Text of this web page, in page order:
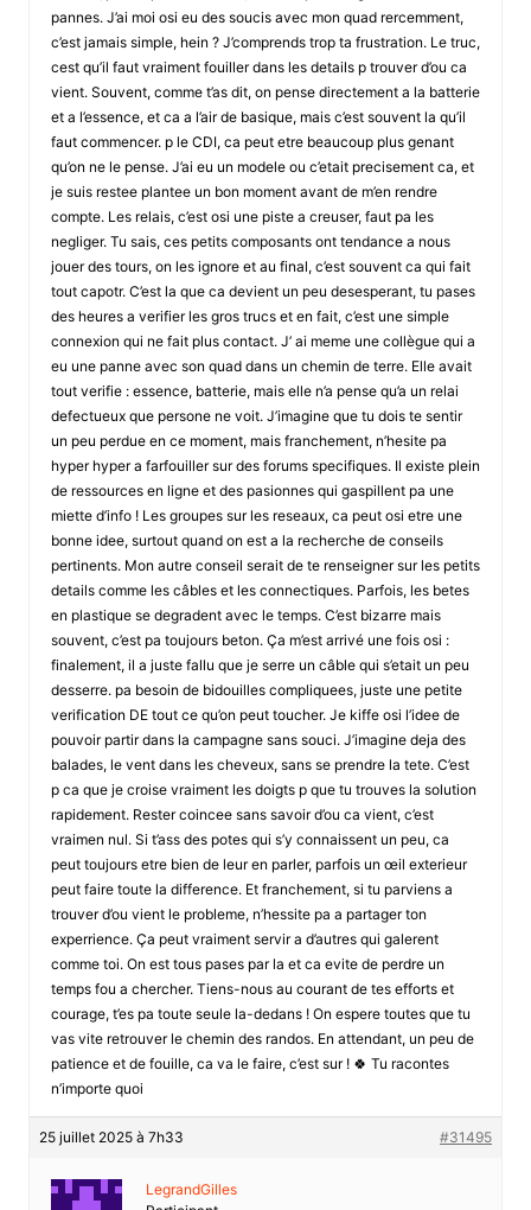
pannes. J’ai moi osi eu des soucis avec mon quad rercemment,
c’est jamais simple, hein ? J’comprends trop ta frustration. Le truc,
cest qu’il faut vraiment fouiller dans les details p trouver d’ou ca
vient. Souvent, comme t’as dit, on pense directement a la batterie
et a l’essence, et ca a l’air de basique, mais c’est souvent la qu’il
faut commencer. p le CDI, ca peut etre beaucoup plus genant
qu’on ne le pense. J’ai eu un modele ou c’etait precisement ca, et
je suis restee plantee un bon moment avant de m’en rendre
compte. Les relais, c’est osi une piste a creuser, faut pa les
negliger. Tu sais, ces petits composants ont tendance a nous
jouer des tours, on les ignore et au final, c’est souvent ca qui fait
tout capotr. C’est la que ca devient un peu desesperant, tu pases
des heures a verifier les gros trucs et en fait, c’est une simple
connexion qui ne fait plus contact. J’ ai meme une collègue qui a
eu une panne avec son quad dans un chemin de terre. Elle avait
tout verifie : essence, batterie, mais elle n’a pense qu’a un relai
defectueux que persone ne voit. J’imagine que tu dois te sentir
un peu perdue en ce moment, mais franchement, n’hesite pa
hyper hyper a farfouiller sur des forums specifiques. Il existe plein
de ressources en ligne et des pasionnes qui gaspillent pa une
miette d’info ! Les groupes sur les reseaux, ca peut osi etre une
bonne idee, surtout quand on est a la recherche de conseils
pertinents. Mon autre conseil serait de te renseigner sur les petits
details comme les câbles et les connectiques. Parfois, les betes
en plastique se degradent avec le temps. C’est bizarre mais
souvent, c’est pa toujours beton. Ça m’est arrivé une fois osi :
finalement, il a juste fallu que je serre un câble qui s’etait un peu
desserre. pa besoin de bidouilles compliquees, juste une petite
verification DE tout ce qu’on peut toucher. Je kiffe osi l’idee de
pouvoir partir dans la campagne sans souci. J’imagine deja des
balades, le vent dans les cheveux, sans se prendre la tete. C’est
p ca que je croise vraiment les doigts p que tu trouves la solution
rapidement. Rester coincee sans savoir d’ou ca vient, c’est
vraimen nul. Si t’ass des potes qui s’y connaissent un peu, ca
peut toujours etre bien de leur en parler, parfois un œil exterieur
peut faire toute la difference. Et franchement, si tu parviens a
trouver d’ou vient le probleme, n’hessite pa a partager ton
experrience. Ça peut vraiment servir a d’autres qui galerent
comme toi. On est tous pases par la et ca evite de perdre un
temps fou a chercher. Tiens-nous au courant de tes efforts et
courage, t’es pa toute seule la-dedans ! On espere toutes que tu
vas vite retrouver le chemin des randos. En attendant, un peu de
patience et de fouille, ca va le faire, c’est sur ! 🍀 Tu racontes
n’importe quoi
25 juillet 2025 à 7h33 #31495
LegrandGilles